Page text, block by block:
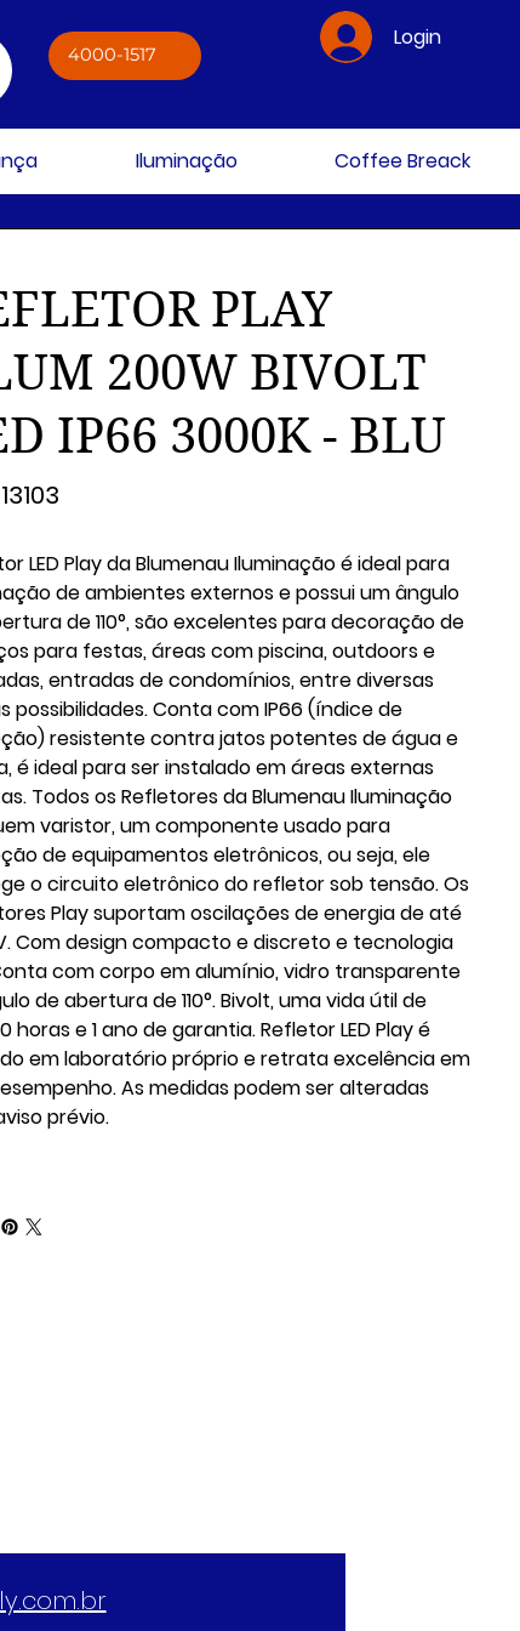
4000-1517
Login
Iluminação Coffee Breack
PLAY
200W BIVOLT
IP66 3000K - BLU
13103
13103
LED Play da Blumenau Iluminação é ideal para
de ambientes externos e possui um ângulo
de 110°, são excelentes para decoração de
para festas, áreas com piscina, outdoors e
entradas de condomínios, entre diversas
possibilidades. Conta com IP66 (índice de
resistente contra jatos potentes de água e
é ideal para ser instalado em áreas externas
Todos os Refletores da Blumenau Iluminação
varistor, um componente usado para
de equipamentos eletrônicos, ou seja, ele
o circuito eletrônico do refletor sob tensão. Os
Play suportam oscilações de energia de até
Com design compacto e discreto e tecnologia
com corpo em alumínio, vidro transparente
de abertura de 110°. Bivolt, uma vida útil de
horas e 1 ano de garantia. Refletor LED Play é
em laboratório próprio e retrata excelência em
As medidas podem ser alteradas
prévio.